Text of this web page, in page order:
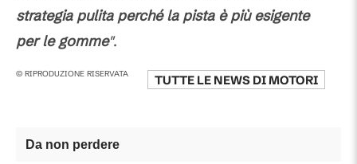
strategia pulita perché la pista è più esigente
per le gomme".
© RIPRODUZIONE RISERVATA TUTTE LE NEWS DIMOTORI
Da non perdere